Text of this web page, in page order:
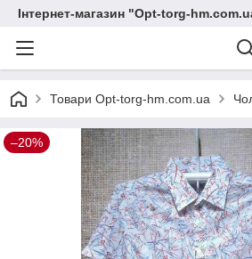
Інтернет-магазин "Opt-torg-
Товари Opt-torg-hm.com.ua
–20%